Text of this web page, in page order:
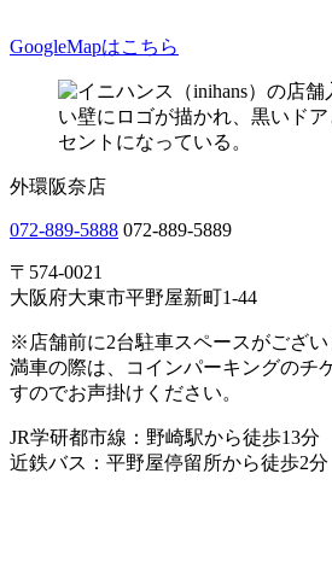
GoogleMapはこちら
外環阪奈店
072-889-5888 072-889-5889
〒574-0021
大阪府大東市平野屋新町1-44
※店舗前に2台駐車スペースがござい
満車の際は、コインパーキングのチ
すのでお声掛けください。
JR学研都市線：野崎駅から徒歩13分
近鉄バス：平野屋停留所から徒歩2分